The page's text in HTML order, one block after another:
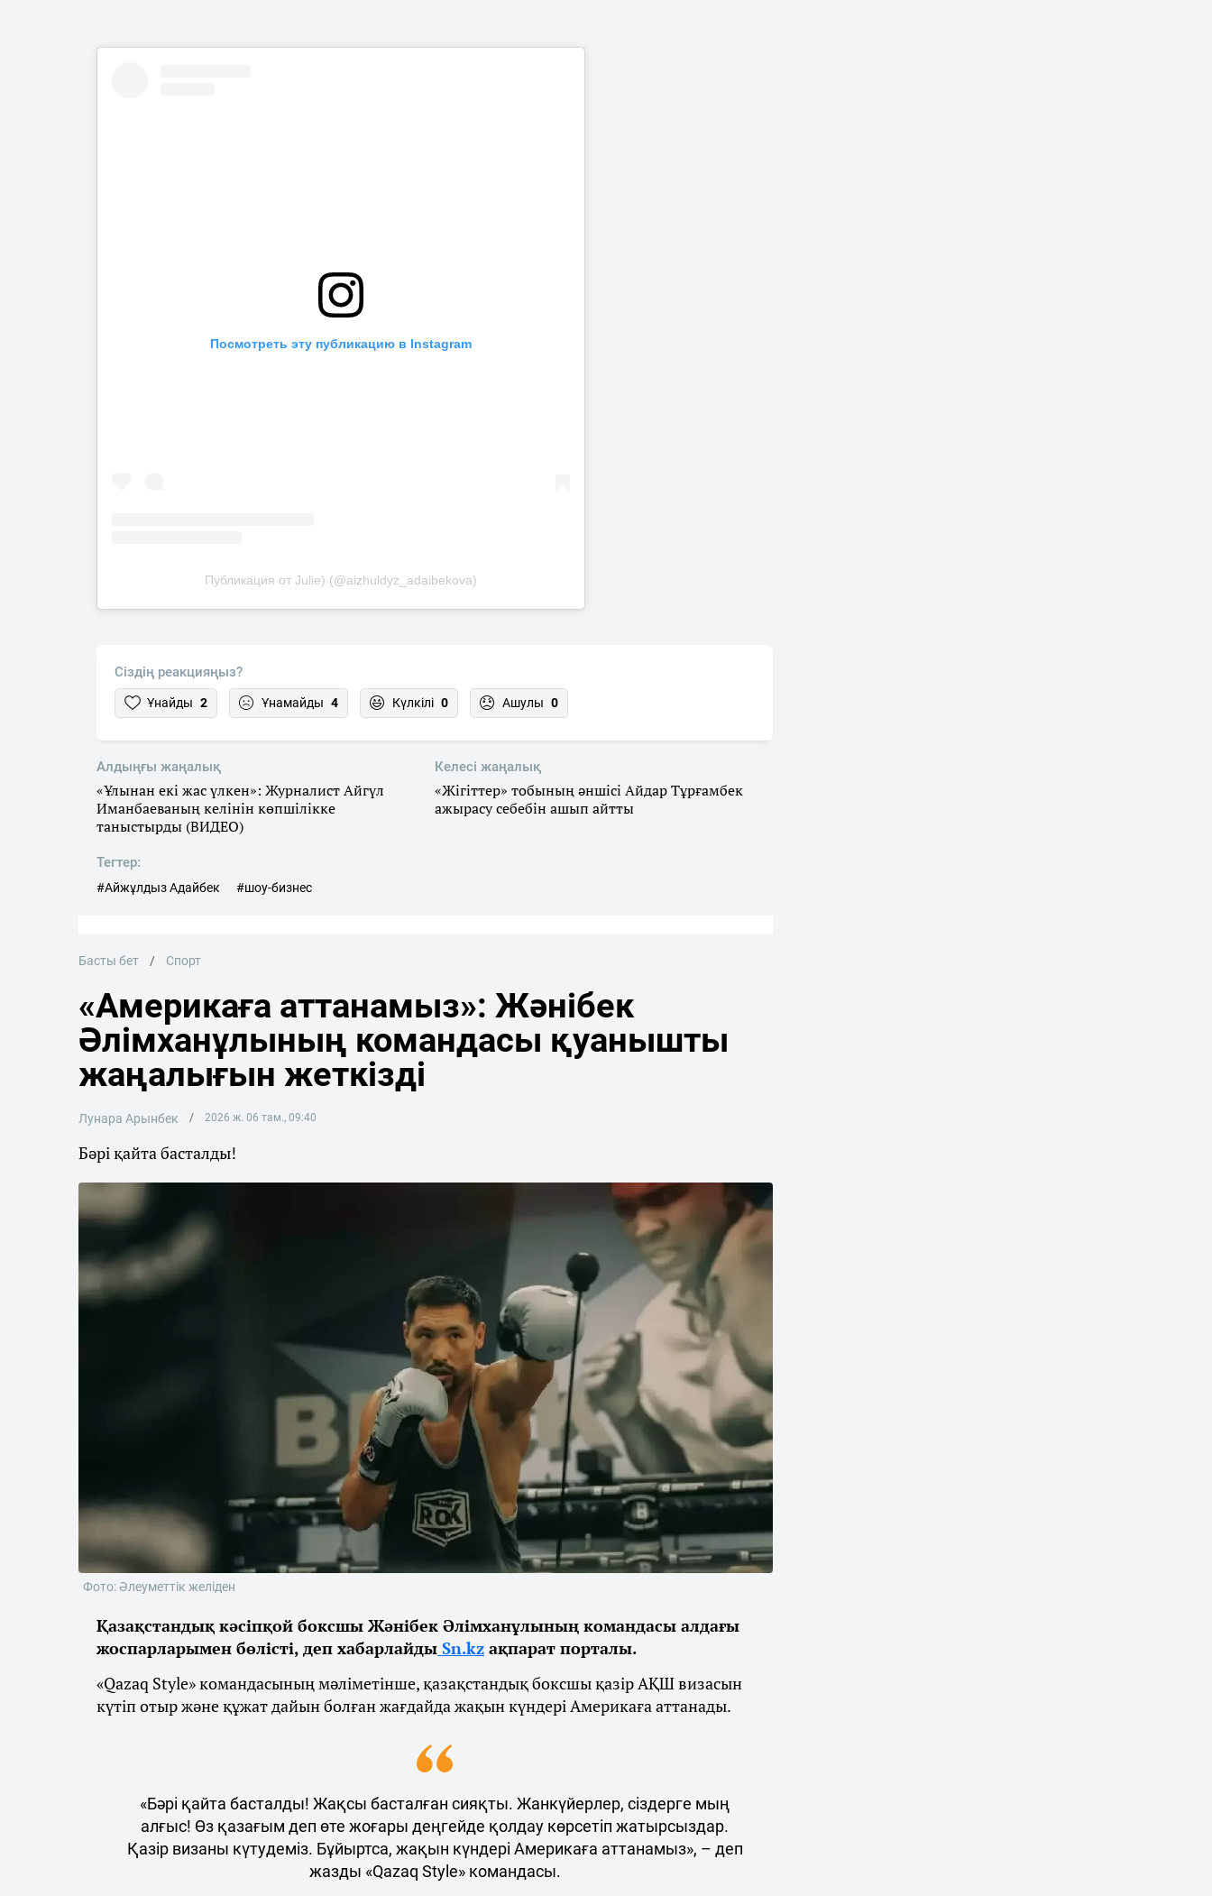
Посмотреть эту публикацию в Instagram
Публикация от Julie) (@aizhuldyz_adaibekova)
Сіздің реакцияңыз?
Ұнайды 2 Ұнамайды 4 Күлкілі 0 Ашулы 0
Алдыңғы жаңалық
«Ұлынан екі жас үлкен»: Журналист Айгүл
Иманбаеваның келінін көпшілікке
таныстырды (ВИДЕО)
Келесі жаңалық
«Жігіттер» тобының әншісі Айдар Тұрғамбек
ажырасу себебін ашып айтты
Тегтер:
#Айжұлдыз Адайбек #шоу-бизнес
Басты бет Спорт
«Америкаға аттанамыз»: Жәнібек
Әлімханұлының командасы қуанышты
жаңалығын жеткізді
Лунара Арынбек 2026 ж. 06 там., 09:40
Бәрі қайта басталды!
Фото: Әлеуметтік желіден
Қазақстандық кәсіпқой боксшы Жәнібек Әлімханұлының командасы алдағы
жоспарларымен бөлісті, деп хабарлайды Sn.kz ақпарат порталы.
«Qazaq Style» командасының мәліметінше, қазақстандық боксшы қазір АҚШ визасын
күтіп отыр және құжат дайын болған жағдайда жақын күндері Америкаға аттанады.
«Бәрі қайта басталды! Жақсы басталған сияқты. Жанкүйерлер, сіздерге мың
алғыс! Өз қазағым деп өте жоғары деңгейде қолдау көрсетіп жатырсыздар.
Қазір визаны күтудеміз. Бұйыртса, жақын күндері Америкаға аттанамыз», – деп
жазды «Qazaq Style» командасы.